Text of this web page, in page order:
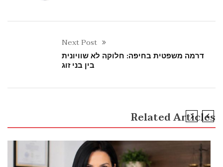
Next Post
דרמה משפטית בחיפה: חלוקה לא שוויונית
בין בני זוג
Related Articles